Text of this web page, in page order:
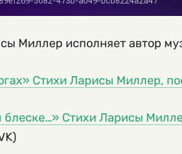
Миллер исполняет автор
Стихи Ларисы Миллер,
блеске…» Стихи Ларисы